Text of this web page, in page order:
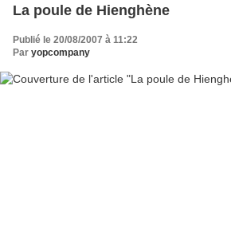
La poule de Hienghène
Publié le 20/08/2007 à 11:22
Par yopcompany